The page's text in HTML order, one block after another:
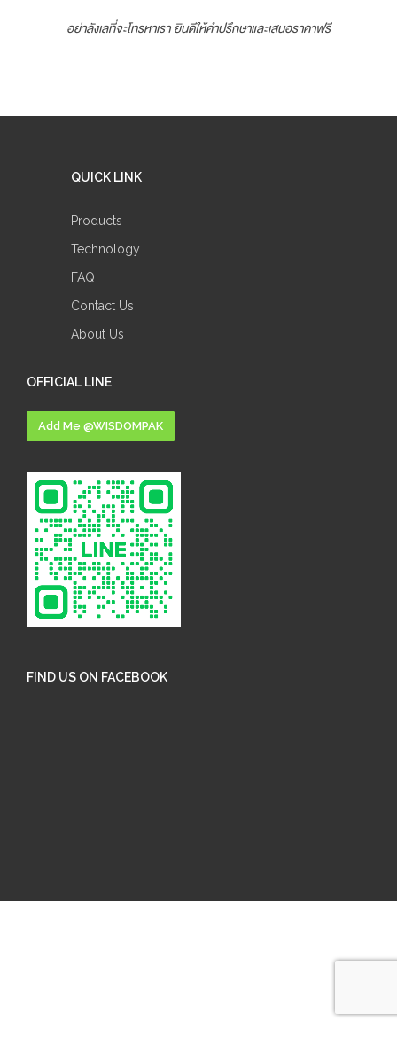
อย่าลังเลที่จะโทรหาเรา ยินดีให้คำปรึกษาและเสนอราคาฟรี
QUICK LINK
Products
Technology
FAQ
Contact Us
About Us
OFFICIAL LINE
Add Me @WISDOMPAK
FIND US ON FACEBOOK